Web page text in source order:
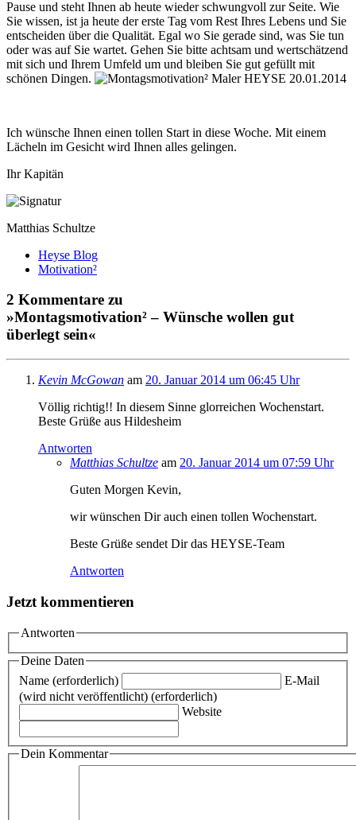
Pause und steht Ihnen ab heute wieder schwungvoll zur Seite. Wie
Sie wissen, ist ja heute der erste Tag vom Rest Ihres Lebens und Sie
entscheiden über die Qualität. Egal wo Sie gerade sind, was Sie tun
oder was auf Sie wartet. Gehen Sie bitte achtsam und wertschätzend
mit sich und Ihrem Umfeld um und bleiben Sie gut gefüllt mit
schönen Dingen.
Ich wünsche Ihnen einen tollen Start in diese Woche. Mit einem
Lächeln im Gesicht wird Ihnen alles gelingen.
Ihr Kapitän
Matthias Schultze
Heyse Blog
Motivation²
2 Kommentare zu
»Montagsmotivation² – Wünsche wollen gut
überlegt sein«
Kevin McGowan am 20. Januar 2014 um 06:45 Uhr
Völlig richtig!! In diesem Sinne glorreichen Wochenstart.
Beste Grüße aus Hildesheim
Antworten
Matthias Schultze am 20. Januar 2014 um 07:59 Uhr
Guten Morgen Kevin,
wir wünschen Dir auch einen tollen Wochenstart.
Beste Grüße sendet Dir das HEYSE-Team
Antworten
Jetzt kommentieren
Antworten
Deine Daten
Name (erforderlich)
E-Mail
(wird nicht veröffentlicht) (erforderlich)
Website
Dein Kommentar